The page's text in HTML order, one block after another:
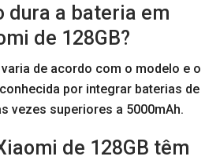
dura a bateria em
de 128GB?
de acordo com o modelo e o
por integrar baterias de
vezes superiores a 5000mAh.
de 128GB têm